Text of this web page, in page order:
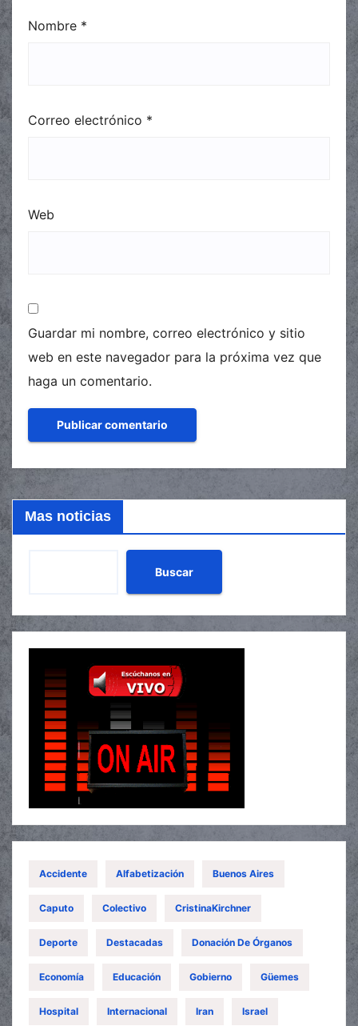
Nombre *
Correo electrónico *
Web
Guardar mi nombre, correo electrónico y sitio
web en este navegador para la próxima vez que
haga un comentario.
Mas noticias
Buscar
Accidente Alfabetización Buenos Aires
Caputo Colectivo CristinaKirchner
Deporte Destacadas Donación De Órganos
Economía Educación Gobierno Güemes
Hospital Internacional Iran Israel